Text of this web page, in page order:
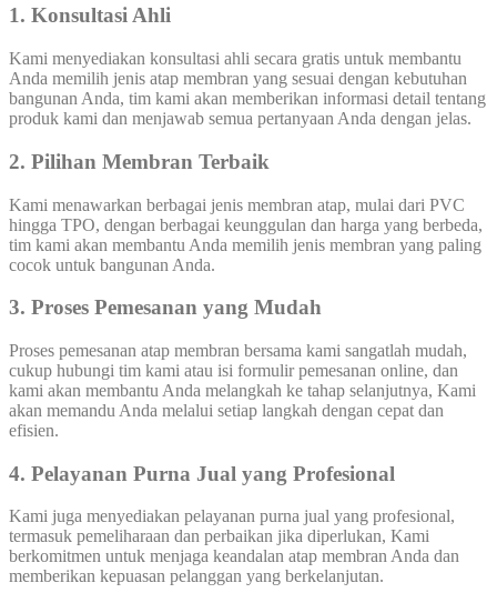
1. Konsultasi Ahli
Kami menyediakan konsultasi ahli secara gratis untuk membantu
Anda memilih jenis atap membran yang sesuai dengan kebutuhan
bangunan Anda, tim kami akan memberikan informasi detail tentang
produk kami dan menjawab semua pertanyaan Anda dengan jelas.
2. Pilihan Membran Terbaik
Kami menawarkan berbagai jenis membran atap, mulai dari PVC
hingga TPO, dengan berbagai keunggulan dan harga yang berbeda,
tim kami akan membantu Anda memilih jenis membran yang paling
cocok untuk bangunan Anda.
3. Proses Pemesanan yang Mudah
Proses pemesanan atap membran bersama kami sangatlah mudah,
cukup hubungi tim kami atau isi formulir pemesanan online, dan
kami akan membantu Anda melangkah ke tahap selanjutnya, Kami
akan memandu Anda melalui setiap langkah dengan cepat dan
efisien.
4. Pelayanan Purna Jual yang Profesional
Kami juga menyediakan pelayanan purna jual yang profesional,
termasuk pemeliharaan dan perbaikan jika diperlukan, Kami
berkomitmen untuk menjaga keandalan atap membran Anda dan
memberikan kepuasan pelanggan yang berkelanjutan.